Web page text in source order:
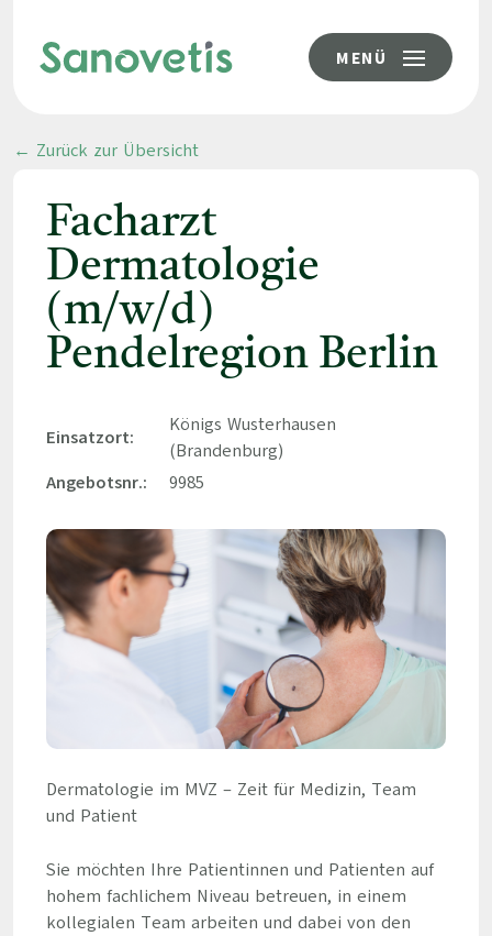
MENÜ
← Zurück zur Übersicht
Facharzt
Dermatologie
(m/w/d)
Pendelregion Berlin
Einsatzort:
Königs Wusterhausen
(Brandenburg)
Angebotsnr.:
9985
Dermatologie im MVZ – Zeit für Medizin, Team
und Patient
Sie möchten Ihre Patientinnen und Patienten auf
hohem fachlichem Niveau betreuen, in einem
kollegialen Team arbeiten und dabei von den